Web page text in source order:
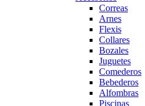
Correas
Arnes
Flexis
Collares
Bozales
Juguetes
Comederos
Bebederos
Alfombras
Piscinas